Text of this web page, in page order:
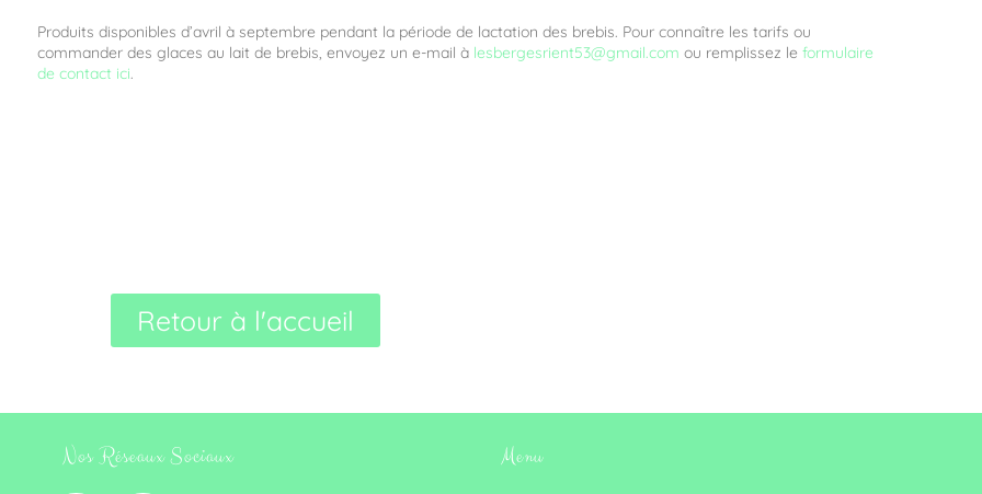
Produits disponibles d’avril à septembre pendant la période de lactation des brebis. Pour connaître les tarifs ou
commander des glaces au lait de brebis, envoyez un e-mail à lesbergesrient53@gmail.com ou remplissez le formulaire
de contact ici.
Retour à l'accueil
Nos Réseaux Sociaux Menu